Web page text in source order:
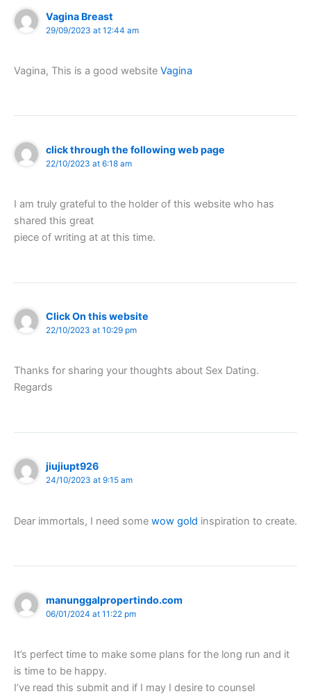
Vagina Breast
29/09/2023 at 12:44 am
Vagina, This is a good website Vagina
click through the following web page
22/10/2023 at 6:18 am
I am truly grateful to the holder of this website who has
shared this great
piece of writing at at this time.
Click On this website
22/10/2023 at 10:29 pm
Thanks for sharing your thoughts about Sex Dating.
Regards
jiujiupt926
24/10/2023 at 9:15 am
Dear immortals, I need some wow gold inspiration to create.
manunggalpropertindo.com
06/01/2024 at 11:22 pm
It’s perfect time to make some plans for the long run and it
is time to be happy.
I’ve read this submit and if I may I desire to counsel